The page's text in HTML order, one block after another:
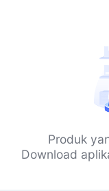
Produk
Download